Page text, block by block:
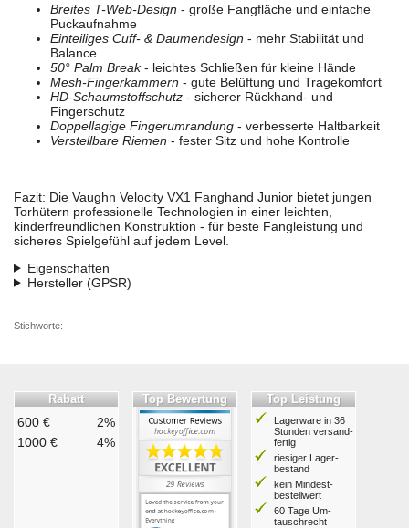
Breites T-Web-Design - große Fangfläche und einfache
Puckaufnahme
Einteiliges Cuff- & Daumendesign - mehr Stabilität und
Balance
50° Palm Break- leichtes Schließen für kleine Hände
Mesh-Fingerkammern - gute Belüftung und Tragekomfort
HD-Schaumstoffschutz - sicherer Rückhand- und
Fingerschutz
Doppellagige Fingerumrandung - verbesserte Haltbarkeit
Verstellbare Riemen - fester Sitz und hohe Kontrolle
Fazit: Die Vaughn Velocity VX1 Fanghand Junior bietet jungen
Torhütern professionelle Technologien in einer leichten,
kinderfreundlichen Konstruktion - für beste Fangleistung und
sicheres Spielgefühl auf jedem Level.
Eigenschaften
Hersteller (GPSR)
Stichworte:
Rabatt
600 €
2%
1000 €
4%
Top Bewertung Top Leistung
Lagerware in 36
Stunden ver­sand­
fertig
riesiger Lager­
bestand
kein Mindest­
bestell­wert
60 Tage Um­
tausch­recht